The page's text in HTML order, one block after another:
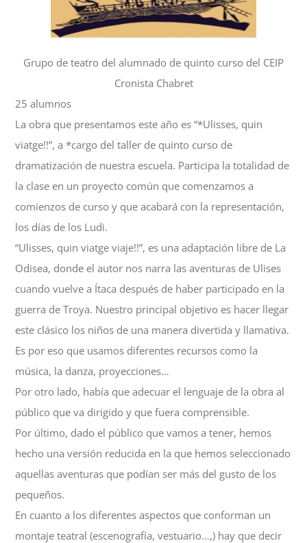
Grupo de teatro del alumnado de quinto curso del CEIP
Cronista Chabret
25 alumnos
La obra que presentamos este año es “*Ulisses, quin
viatge!!”, a *cargo del taller de quinto curso de
dramatización de nuestra escuela. Participa la totalidad de
la clase en un proyecto común que comenzamos a
comienzos de curso y que acabará con la representación,
los días de los Ludi.
“Ulisses, quin viatge viaje!!”, es una adaptación libre de La
Odisea, donde el autor nos narra las aventuras de Ulises
cuando vuelve a Ítaca después de haber participado en la
guerra de Troya. Nuestro principal objetivo es hacer llegar
este clásico los niños de una manera divertida y llamativa.
Es por eso que usamos diferentes recursos como la
música, la danza, proyecciones…
Por otro lado, había que adecuar el lenguaje de la obra al
público que va dirigido y que fuera comprensible.
Por último, dado el público que vamos a tener, hemos
hecho una versión reducida en la que hemos seleccionado
aquellas aventuras que podían ser más del gusto de los
pequeños.
En cuanto a los diferentes aspectos que conforman un
montaje teatral (escenografía, vestuario…,) hay que decir